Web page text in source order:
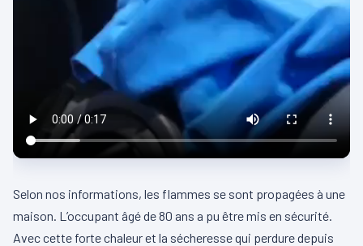
Selon nos informations, les flammes se sont propagées à une
maison. L’occupant âgé de 80 ans a pu être mis en sécurité.
Avec cette forte chaleur et la sécheresse qui perdure depuis